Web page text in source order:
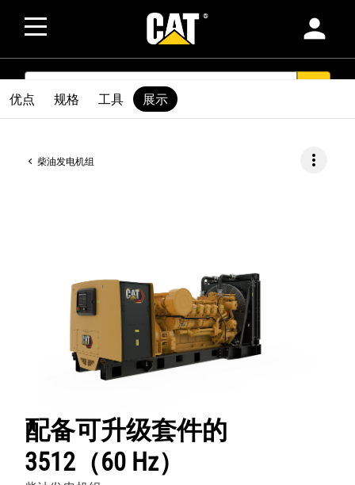
person
SEARCH
柴油发电机组 more_vert
配备可升级套件的
3512（60 Hz）
优点 规格 工具 展示